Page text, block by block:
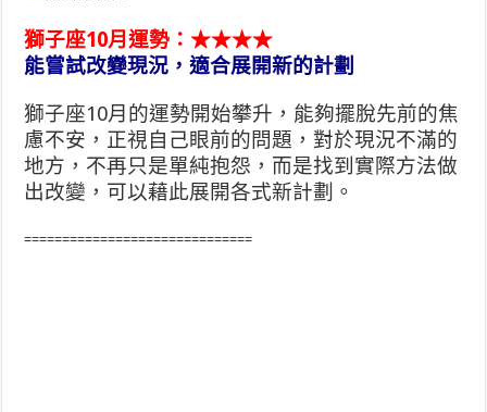
獅子座10月運勢：★★★★
能嘗試改變現況，適合展開新的計劃
獅子座10月的運勢開始攀升，能夠擺脫先前的焦
慮不安，正視自己眼前的問題，對於現況不滿的
地方，不再只是單純抱怨，而是找到實際方法做
出改變，可以藉此展開各式新計劃。
==============================